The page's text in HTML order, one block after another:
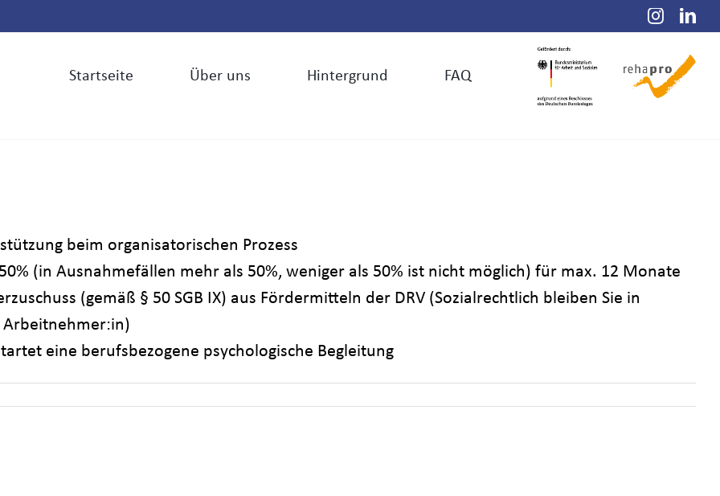
Startseite Über uns Hintergrund FAQ
beim organisatorischen Prozess
(in Ausnahmefällen mehr als 50%, weniger als 50% ist nicht möglich) für max. 12 Monate
(gemäß § 50 SGB IX) aus Fördermitteln der DRV (Sozialrechtlich bleiben Sie in
eine berufsbezogene psychologische Begleitung